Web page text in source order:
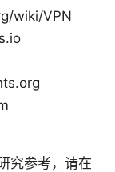
wiki/VPN
究参考，请在